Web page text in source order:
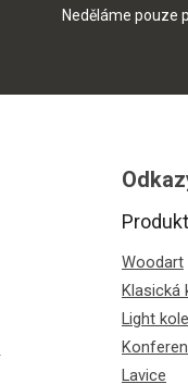
Neděláme pouze
Woodart
Klasická
Light
Lavice